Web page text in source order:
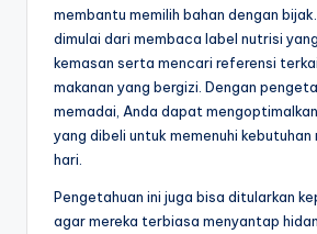
membantu memilih bahan dengan
dimulai dari membaca label nutrisi
kemasan serta mencari referensi
makanan yang bergizi. Dengan
memadai, Anda dapat
yang dibeli untuk memenuhi
hari.
Pengetahuan ini juga bisa ditularkan
agar mereka terbiasa menyantap